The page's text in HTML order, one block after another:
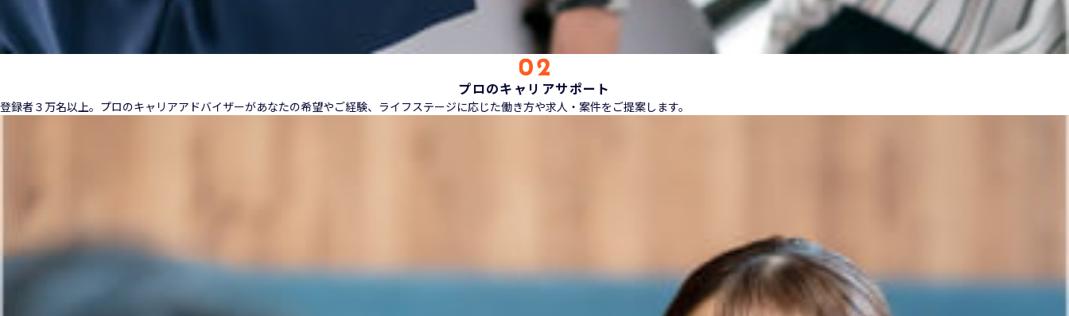
プロのキャリアサポート
登録者３万名以上。プロのキャリアアドバイザーがあなたの希望やご経験、ライフステージに応じた働き方や求人・案件をご提案します。